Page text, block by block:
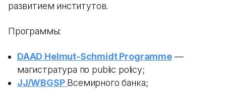
развитием институтов.
Программы:
DAAD Helmut-Schmidt Programme—
магистратура по public policy;
JJ/WBGSP Всемирного банка;